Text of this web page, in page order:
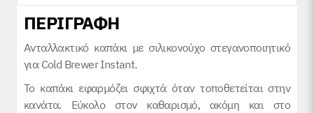
ΠΕΡΙΓΡΑΦΗ
Ανταλλακτικό καπάκι με σιλικονούχο στεγανοποιητικό
για Cold Brewer Instant.
Το καπάκι εφαρμόζει σφιχτά όταν τοποθετείται στην
κανάτα. Εύκολο στον καθαρισμό, ακόμη και στο